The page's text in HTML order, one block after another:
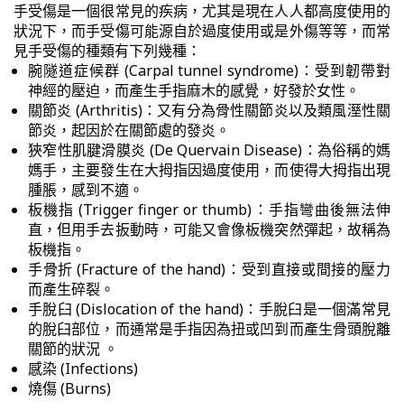
手受傷是一個很常見的疾病，尤其是現在人人都高度使用的
狀況下，而手受傷可能源自於過度使用或是外傷等等，而常
見手受傷的種類有下列幾種：
腕隧道症候群 (Carpal tunnel syndrome)：受到韌帶對
神經的壓迫，而產生手指麻木的感覺，好發於女性。
關節炎 (Arthritis)：又有分為骨性關節炎以及類風溼性關
節炎，起因於在關節處的發炎。
狹窄性肌腱滑膜炎 (De Quervain Disease)：為俗稱的媽
媽手，主要發生在大拇指因過度使用，而使得大拇指出現
腫脹，感到不適。
板機指 (Trigger finger or thumb)：手指彎曲後無法伸
直，但用手去扳動時，可能又會像板機突然彈起，故稱為
板機指。
手骨折 (Fracture of the hand)：受到直接或間接的壓力
而產生碎裂。
手脫臼 (Dislocation of the hand)：手脫臼是一個滿常見
的脫臼部位，而通常是手指因為扭或凹到而產生骨頭脫離
關節的狀況 。
感染 (Infections)
燒傷 (Burns)